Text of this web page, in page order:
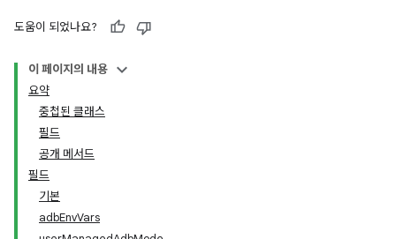
도움이 되었나요?
이 페이지의 내용
요약
중첩된 클래스
필드
공개 메서드
필드
기본
adbEnvVars